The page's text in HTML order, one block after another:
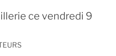
ce vendredi 9